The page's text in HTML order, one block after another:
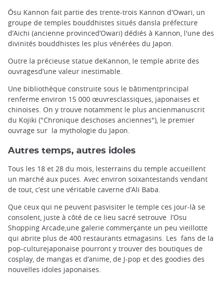
Ōsu Kannon fait partie des trente-trois Kannon d'Owari, un
groupe de temples bouddhistes situés dansla préfecture
d’Aichi (ancienne provinced’Owari) dédiés à Kannon, l'une des
divinités bouddhistes les plus vénérées du Japon.
Outre la précieuse statue deKannon, le temple abrite des
ouvragesd’une valeur inestimable.
Une bibliothèque construite sous le bâtimentprincipal
renferme environ 15 000 œuvresclassiques, japonaises et
chinoises. On y trouve notamment le plus ancienmanuscrit
du Kojiki ("Chronique deschoses anciennes"), le premier
ouvrage sur la mythologie du Japon.
Autres temps, autres idoles
Tous les 18 et 28 du mois, lesterrains du temple accueillent
un marché aux puces. Avec environ soixantestands vendant
de tout, c’est une véritable caverne d’Ali Baba.
Que ceux qui ne peuvent pasvisiter le temple ces jour-là se
consolent, juste à côté de ce lieu sacré setrouve l’Osu
Shopping Arcade,une galerie commerçante un peu vieillotte
qui abrite plus de 400 restaurants etmagasins. Les fans de la
pop-culturejaponaise pourront y trouver des boutiques de
cosplay, de mangas et d’anime, de J-pop et des goodies des
nouvelles idoles japonaises.